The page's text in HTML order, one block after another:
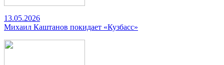
13.05.2026
Михаил Каштанов покидает «Кузбасс»